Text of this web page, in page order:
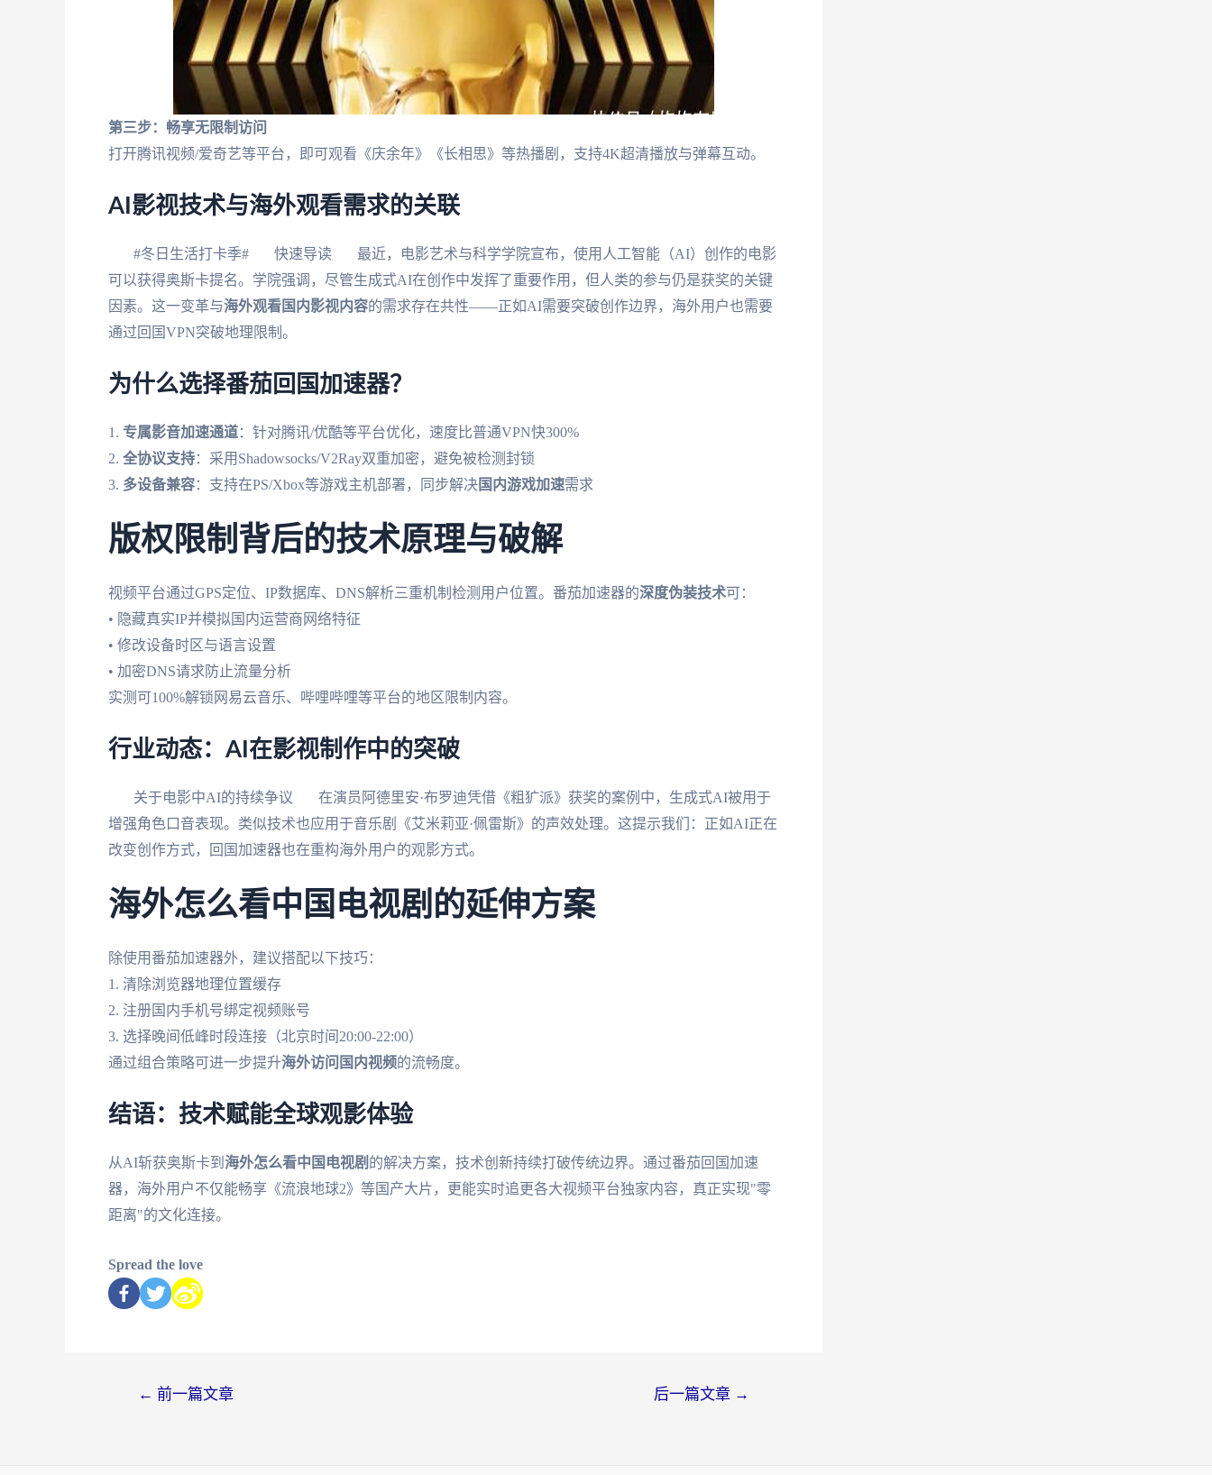
第三步：畅享无限制访问
打开腾讯视频/爱奇艺等平台，即可观看《庆余年》《长相思》等热播剧，支持4K超清播放与弹幕互动。
AI影视技术与海外观看需求的关联
#冬日生活打卡季# 快速导读 最近，电影艺术与科学学院宣布，使用人工智能（AI）创作的电影
可以获得奥斯卡提名。学院强调，尽管生成式AI在创作中发挥了重要作用，但人类的参与仍是获奖的关键
因素。这一变革与海外观看国内影视内容的需求存在共性——正如AI需要突破创作边界，海外用户也需要
通过回国VPN突破地理限制。
为什么选择番茄回国加速器？
1. 专属影音加速通道：针对腾讯/优酷等平台优化，速度比普通VPN快300%
2. 全协议支持：采用Shadowsocks/V2Ray双重加密，避免被检测封锁
3. 多设备兼容：支持在PS/Xbox等游戏主机部署，同步解决国内游戏加速需求
版权限制背后的技术原理与破解
视频平台通过GPS定位、IP数据库、DNS解析三重机制检测用户位置。番茄加速器的深度伪装技术可：
• 隐藏真实IP并模拟国内运营商网络特征
• 修改设备时区与语言设置
• 加密DNS请求防止流量分析
实测可100%解锁网易云音乐、哔哩哔哩等平台的地区限制内容。
行业动态：AI在影视制作中的突破
关于电影中AI的持续争议 在演员阿德里安·布罗迪凭借《粗犷派》获奖的案例中，生成式AI被用于
增强角色口音表现。类似技术也应用于音乐剧《艾米莉亚·佩雷斯》的声效处理。这提示我们：正如AI正在
改变创作方式，回国加速器也在重构海外用户的观影方式。
海外怎么看中国电视剧的延伸方案
除使用番茄加速器外，建议搭配以下技巧：
1. 清除浏览器地理位置缓存
2. 注册国内手机号绑定视频账号
3. 选择晚间低峰时段连接（北京时间20:00-22:00）
通过组合策略可进一步提升海外访问国内视频的流畅度。
结语：技术赋能全球观影体验
从AI斩获奥斯卡到 海外怎么看中国电视剧 的解决方案，技术创新持续打破传统边界。通过番茄回国加速
器，海外用户不仅能畅享《流浪地球2》等国产大片，更能实时追更各大视频平台独家内容，真正实现"零
距离"的文化连接。
Spread the love
← 前一篇文章 后一篇文章 →